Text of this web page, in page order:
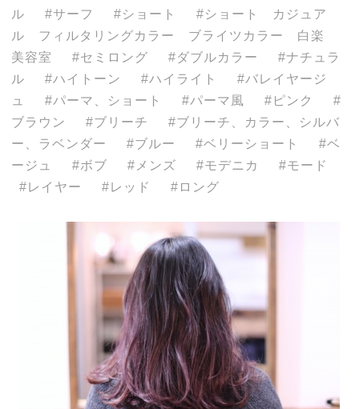
ル
サーフ ショート
ショート カジュア
ル フィルタリングカラー ブライツカラー 白楽
美容室
セミロング ダブルカラー
ナチュラ
ル
ハイトーン ハイライト
バレイヤージ
ュ
パーマ、ショート パーマ風
ピンク
ブラウン
ブリーチ
ブリーチ、カラー、シルバ
ー、ラベンダー
ブルー ベリーショート
ベ
ージュ
ボブ メンズ モデニカ
モード
レイヤー
レッド ロング